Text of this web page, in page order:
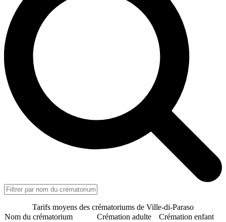
Tarifs moyens des crématoriums de Ville-di-Paraso
Nom du crématorium
Crémation adulte
Crémation enfant